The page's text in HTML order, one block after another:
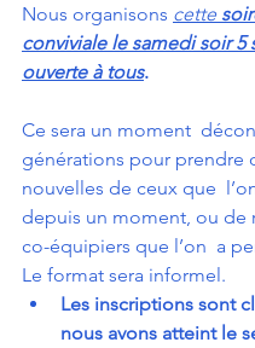
Nous organisons cette
conviviale le samedi soir 5
ouverte à tous.
Ce sera un moment
générations pour prendre
nouvelles de ceux que
depuis un moment, ou de
co-équipiers que l’on  a
Le format sera informel.
Les inscriptions sont
nous avons atteint le